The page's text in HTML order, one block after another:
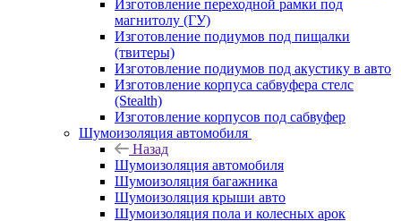
Изготовление переходной рамки под
магнитолу (ГУ)
Изготовление подиумов под пищалки
(твитеры)
Изготовление подиумов под акустику в авто
Изготовление корпуса сабвуфера стелс
(Stealth)
Изготовление корпусов под сабвуфер
Шумоизоляция автомобиля
Назад
Шумоизоляция автомобиля
Шумоизоляция багажника
Шумоизоляция крыши авто
Шумоизоляция пола и колесных арок